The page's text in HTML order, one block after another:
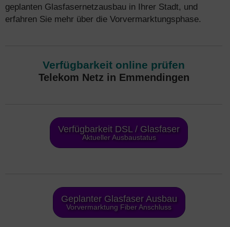
geplanten Glasfasernetzausbau in Ihrer Stadt, und
erfahren Sie mehr über die Vorvermarktungsphase.
Verfügbarkeit online prüfen
Telekom Netz in Emmendingen
Verfügbarkeit DSL / Glasfaser
Aktueller Ausbaustatus
Geplanter Glasfaser Ausbau
Vorvermarktung Fiber Anschluss